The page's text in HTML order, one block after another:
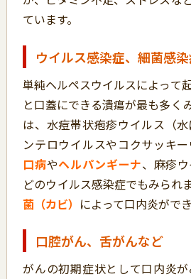
ています。
ウイルス感染症、細菌感
単純ヘルペスウイルスによって起
と口蓋にできる潰瘍が最も多く
は、水痘帯状疱疹ウイルス（
ンテロウイルスやコクサッキ
口病やヘルパンギーナ、麻疹
どのウイルス感染症でもみられ
菌（カビ） によって口内炎がで
口腔がん、舌がんなど
がんの初期症状として口内炎